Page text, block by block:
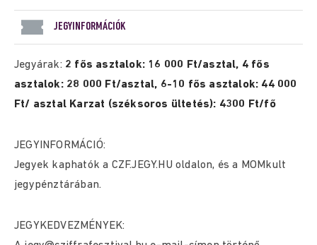
JEGYINFORMÁCIÓK
Jegyárak: 2 fős asztalok: 16 000 Ft/asztal, 4 fős
asztalok: 28 000 Ft/asztal, 6-10 fős asztalok: 44 000
Ft/ asztal Karzat (széksoros ültetés): 4300 Ft/fő
JEGYINFORMÁCIÓ:
Jegyek kaphatók a CZF.JEGY.HU oldalon, és a MOMkult
jegypénztárában.
JEGYKEDVEZMÉNYEK: